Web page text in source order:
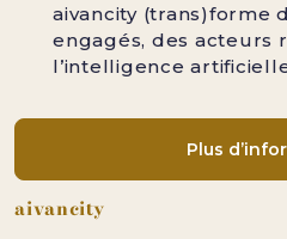
aivancity (trans)forme
engagés, des acteurs
l’intelligence
Plus
Pied de page
aivancity